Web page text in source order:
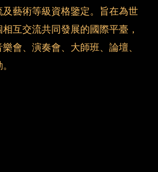
藝術等級資格鑒定。旨在為世
互交流共同發展的國際平臺，
會、演奏會、大師班、論壇、